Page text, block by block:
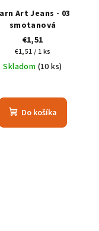
Art Jeans - 03
smotanová
€1,51
Jednotková
cena:
€1,51 / 1 ks
Skladom (10 ks)
Do košíka